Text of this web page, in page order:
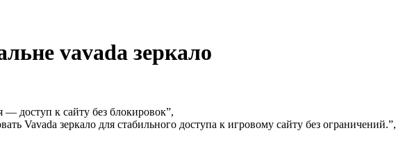
vavada зеркало
— доступ к сайту без блокировок”,
Vavada зеркало для стабильного доступа к игровому сайту без ограничений.”,